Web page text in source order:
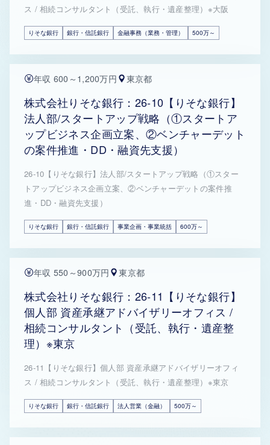
ス / 相続コンサルタント（受託、執行・遺産整理）※大阪
りそな銀行 銀行・信託銀行 金融事務（業務・管理） 500万～
年収 600～1,200万円 東京都
株式会社りそな銀行：26-10【りそな銀行】
法人部/スタートアップ戦略（①スタートア
ップビジネス企画立案、②ベンチャーデット
の案件推進・DD・融資先支援）
26-10【りそな銀行】法人部/スタートアップ戦略（①スター
トアップビジネス企画立案、②ベンチャーデットの案件推
進・DD・融資先支援）
りそな銀行 銀行・信託銀行 事業企画・事業統括 600万～
年収 550～900万円 東京都
株式会社りそな銀行：26-11【りそな銀行】
個人部 資産承継アドバイザリーオフィス /
相続コンサルタント（受託、執行・遺産整
理）※東京
26-11【りそな銀行】個人部 資産承継アドバイザリーオフィ
ス / 相続コンサルタント（受託、執行・遺産整理）※東京
りそな銀行 銀行・信託銀行 法人営業（金融） 500万～